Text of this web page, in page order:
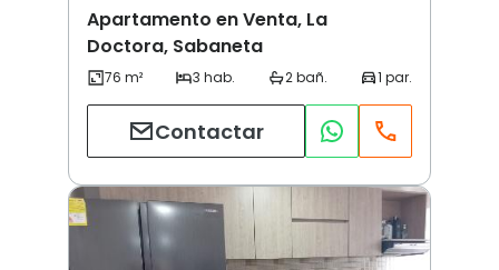
Apartamento en Venta, La
Doctora, Sabaneta
Contactar